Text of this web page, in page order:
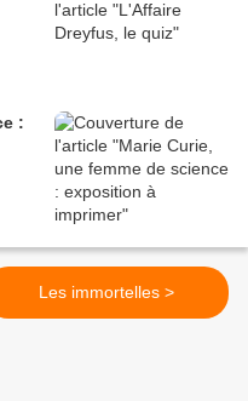
:
Les immortelles >